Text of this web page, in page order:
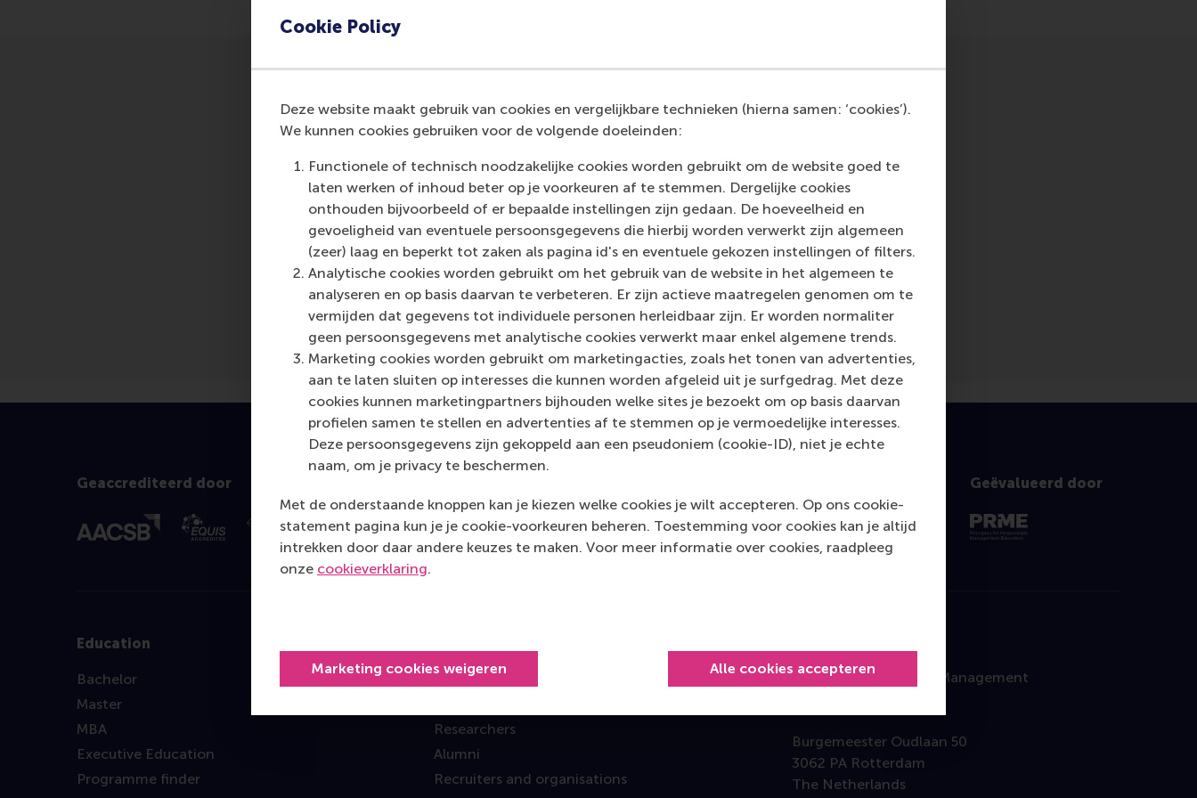
Cookie Policy
Deze website maakt gebruik van cookies en vergelijkbare technieken (hierna samen: ‘cookies’).
We kunnen cookies gebruiken voor de volgende doeleinden:
Functionele of technisch noodzakelijke cookies worden gebruikt om de website goed te
laten werken of inhoud beter op je voorkeuren af te stemmen. Dergelijke cookies
onthouden bijvoorbeeld of er bepaalde instellingen zijn gedaan. De hoeveelheid en
gevoeligheid van eventuele persoonsgegevens die hierbij worden verwerkt zijn algemeen
(zeer) laag en beperkt tot zaken als pagina id's en eventuele gekozen instellingen of filters.
Analytische cookies worden gebruikt om het gebruik van de website in het algemeen te
analyseren en op basis daarvan te verbeteren. Er zijn actieve maatregelen genomen om te
vermijden dat gegevens tot individuele personen herleidbaar zijn. Er worden normaliter
geen persoonsgegevens met analytische cookies verwerkt maar enkel algemene trends.
Marketing cookies worden gebruikt om marketingacties, zoals het tonen van advertenties,
aan te laten sluiten op interesses die kunnen worden afgeleid uit je surfgedrag. Met deze
cookies kunnen marketingpartners bijhouden welke sites je bezoekt om op basis daarvan
profielen samen te stellen en advertenties af te stemmen op je vermoedelijke interesses.
Deze persoonsgegevens zijn gekoppeld aan een pseudoniem (cookie-ID), niet je echte
naam, om je privacy te beschermen.
Met de onderstaande knoppen kan je kiezen welke cookies je wilt accepteren. Op ons cookie-
statement pagina kun je je cookie-voorkeuren beheren. Toestemming voor cookies kan je altijd
intrekken door daar andere keuzes te maken. Voor meer informatie over cookies, raadpleeg
onze cookieverklaring.
Marketing cookies weigeren Alle cookies accepteren
Media Outlets
Eindhovens Dagblad(Unknown)
Geaccrediteerd door Geëvalueerd door
Education
Bachelor
Master
MBA
Executive Education
Programme finder
Future students
Researchers
Alumni
Recruiters and organisations
Rotterdam School of Management
Burgemeester Oudlaan 50
3062 PA Rotterdam
The Netherlands